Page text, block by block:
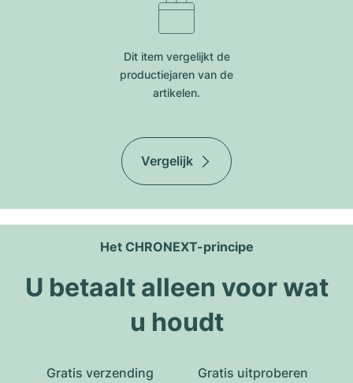
Dit item vergelijkt de
productiejar​en van de
artikelen.
Vergelijk
Het CHRONEXT-principe
U betaalt alleen voor wat
u houdt
Gratis verzending Gratis uitproberen